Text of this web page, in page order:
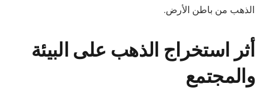
الذهب من باطن الأرض.
أثر استخراج الذهب على البيئة
والمجتمع